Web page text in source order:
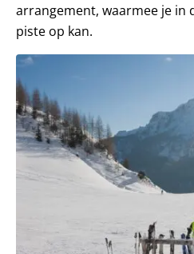
arrangement, waarmee je in
piste op kan.